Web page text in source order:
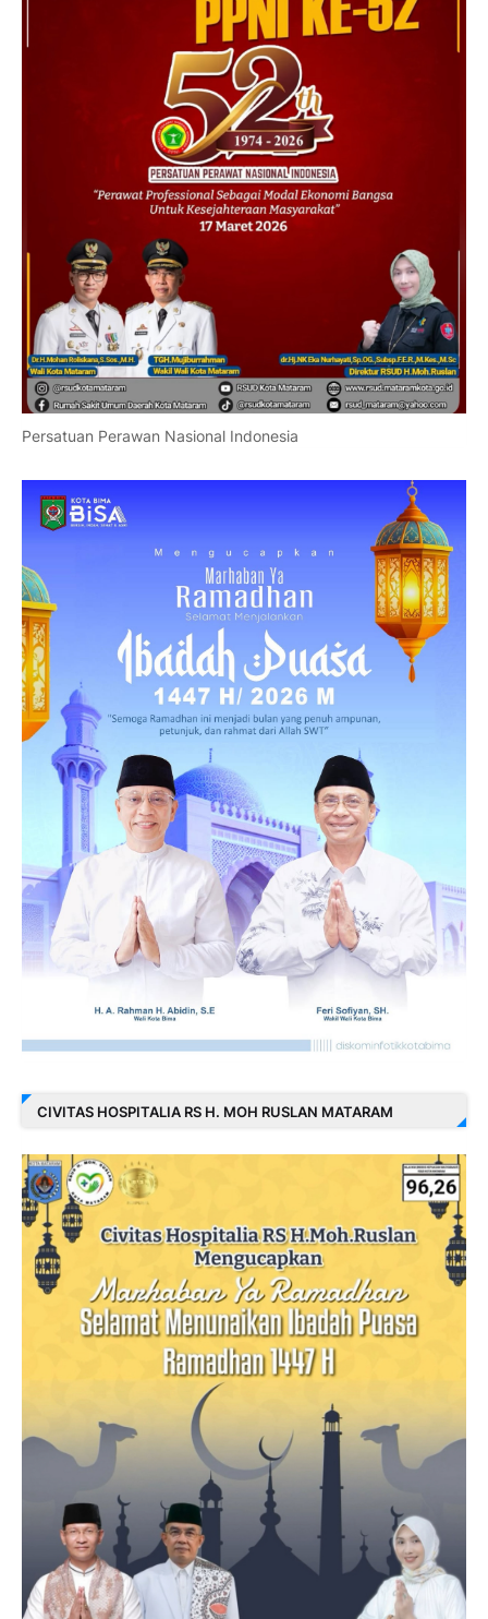
Persatuan Perawan Nasional Indonesia
CIVITAS HOSPITALIA RS H. MOH RUSLAN MATARAM